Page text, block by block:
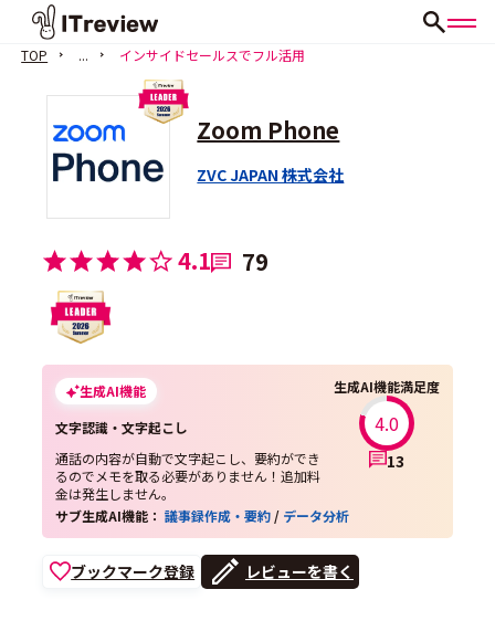
TOP ... インサイドセールスでフル活用
Zoom Phone
ZVC JAPAN 株式会社
4.1 79
生成AI機能
文字認識・文字起こし
通話の内容が自動で文字起こし、要約ができ
るのでメモを取る必要がありません！追加料
金は発生しません。
生成AI機能満足度
4.0
13
サブ生成AI機能：議事録作成・要約 / データ分析
ブックマーク登録 レビューを書く